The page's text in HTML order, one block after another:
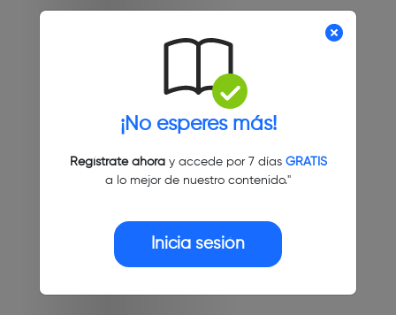
¡No esperes más!
Regístrate ahoray accede por 7 días GRATIS
a lo mejor de nuestro contenido."
Inicia sesión